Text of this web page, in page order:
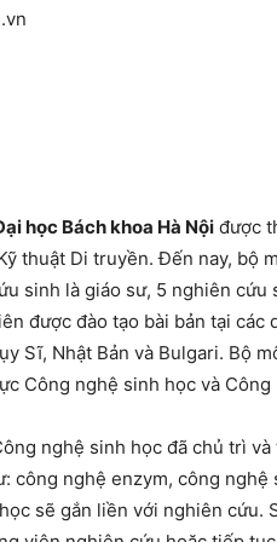
học Bách khoa Hà Nội được
thuật Di truyền. Đến nay, bộ
sinh là giáo sư, 5 nghiên cứu
được đào tạo bài bản tại các
Sĩ, Nhật Bản và Bulgari. Bộ
Công nghệ sinh học và Công
nghệ sinh học đã chủ trì
công nghệ enzym, công nghệ
sẽ gắn liền với nghiên cứu.